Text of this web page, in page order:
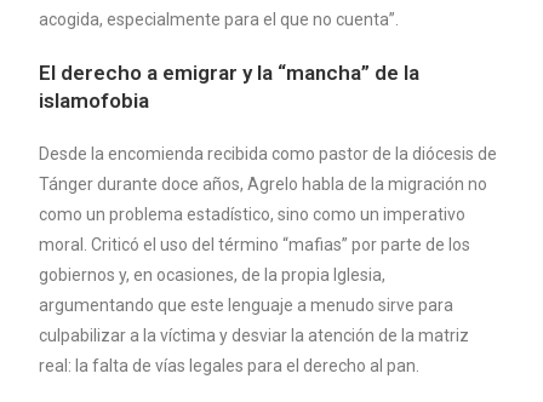
acogida, especialmente para el que no cuenta”.
El derecho a emigrar y la “mancha” de la
islamofobia
Desde la encomienda recibida como pastor de la diócesis de
Tánger durante doce años, Agrelo habla de la migración no
como un problema estadístico, sino como un imperativo
moral. Criticó el uso del término “mafias” por parte de los
gobiernos y, en ocasiones, de la propia Iglesia,
argumentando que este lenguaje a menudo sirve para
culpabilizar a la víctima y desviar la atención de la matriz
real: la falta de vías legales para el derecho al pan.